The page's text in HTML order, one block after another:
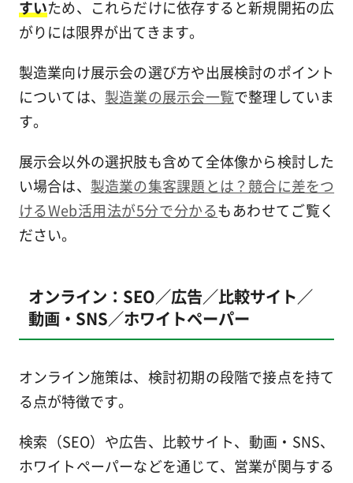
すいため、これらだけに依存すると新規開拓の広
がりには限界が出てきます。
製造業向け展示会の選び方や出展検討のポイント
については、 製造業の展示会一覧で整理していま
す。
展示会以外の選択肢も含めて全体像から検討した
い場合は、 製造業の集客課題とは？競合に差をつ
けるWeb活用法が5分で分かるもあわせてご覧く
ださい。
オンライン：SEO／広告／比較サイト／
動画・SNS／ホワイトペーパー
オンライン施策は、検討初期の段階で接点を持て
る点が特徴です。
検索（SEO）や広告、比較サイト、動画・SNS、
ホワイトペーパーなどを通じて、営業が関与する